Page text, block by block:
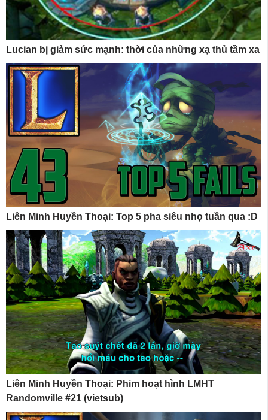
Lucian bị giảm sức mạnh: thời của những xạ thủ tầm xa
Liên Minh Huyền Thoại: Top 5 pha siêu nhọ tuần qua :D
Liên Minh Huyền Thoại: Phim hoạt hình LMHT
Randomville #21 (vietsub)